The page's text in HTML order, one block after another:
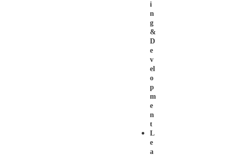
I
N
G
&
D
E
V
El
O
P
M
E
N
T
L
E
A